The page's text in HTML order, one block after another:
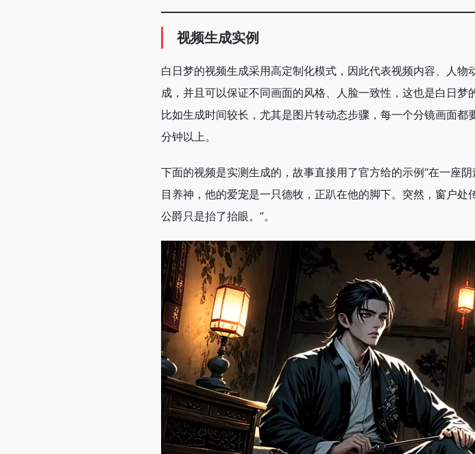
视频生成实例
白日梦的视频生成采用高定制化模式，因此代表视频内容、人
成，并且可以保证不同画面的风格、人脸一致性，这也是白日梦
比如生成时间较长，尤其是图片转动态步骤，每一个分镜画面
分钟以上。
下面的视频是实测生成的，故事直接用了官方给的示例“在一座
目养神，他的爱宠是一只德牧，正趴在他的脚下。突然，窗户
公爵只是抬了抬眼。”。